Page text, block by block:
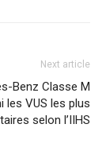
Next article
Benz Classe M
les VUS les plus
selon l’IIHS